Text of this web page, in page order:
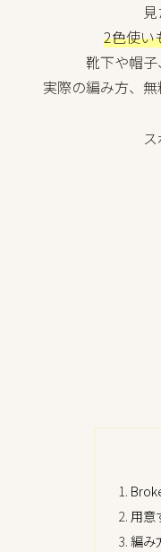
2色使い
靴下や帽子
実際の編み方、無
用意
編み